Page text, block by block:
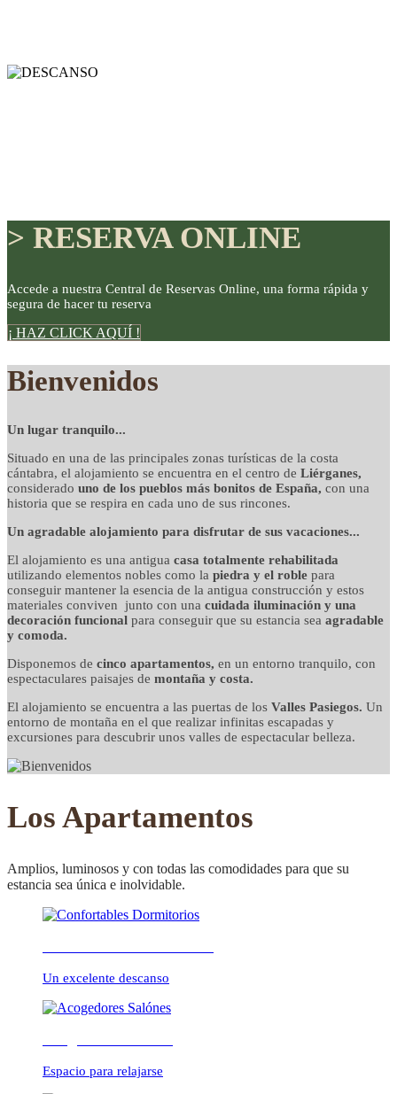
DISFRUTE
detalles cuidados con
mimo
CONFORTABLE
ambientes cálidos y
relajados
> RESERVA ONLINE
Accede a nuestra Central de Reservas Online, una forma rápida y
segura de hacer tu reserva
¡ HAZ CLICK AQUÍ !
Bienvenidos
Un lugar tranquilo...
Situado en una de las principales zonas turísticas de la costa
cántabra, el alojamiento se encuentra en el centro de Liérganes,
considerado uno de los pueblos más bonitos de España, con una
historia que se respira en cada uno de sus rincones.
Un agradable alojamiento para disfrutar de sus vacaciones...
El alojamiento es una antigua casa totalmente rehabilitada
utilizando elementos nobles como la piedra y el roble para
conseguir mantener la esencia de la antigua construcción y estos
materiales conviven junto con una cuidada iluminación y una
decoración funcional para conseguir que su estancia sea agradable
y comoda.
Disponemos de cinco apartamentos, en un entorno tranquilo, con
espectaculares paisajes de montaña y costa.
El alojamiento se encuentra a las puertas de los Valles Pasiegos. Un
entorno de montaña en el que realizar infinitas escapadas y
excursiones para descubrir unos valles de espectacular belleza.
Los Apartamentos
Amplios, luminosos y con todas las comodidades para que su
estancia sea única e inolvidable.
Un excelente descanso
Espacio para relajarse